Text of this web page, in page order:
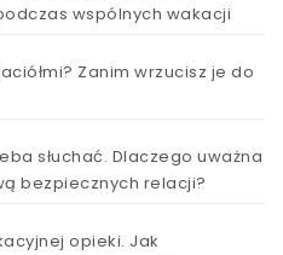
wspólnych wakacji
Zanim wrzucisz je do
słuchać. Dlaczego uważna
bezpiecznych relacji?
opieki. Jak